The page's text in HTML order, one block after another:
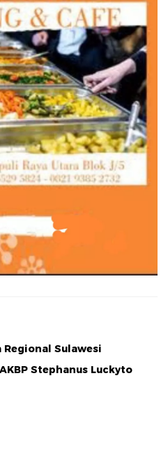
Sulawesi
Stephanus Luckyto